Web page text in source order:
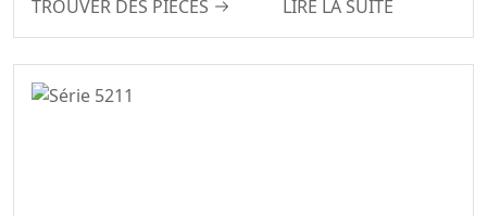
41612
TROUVER DES PIÈCES LIRE LA SUITE